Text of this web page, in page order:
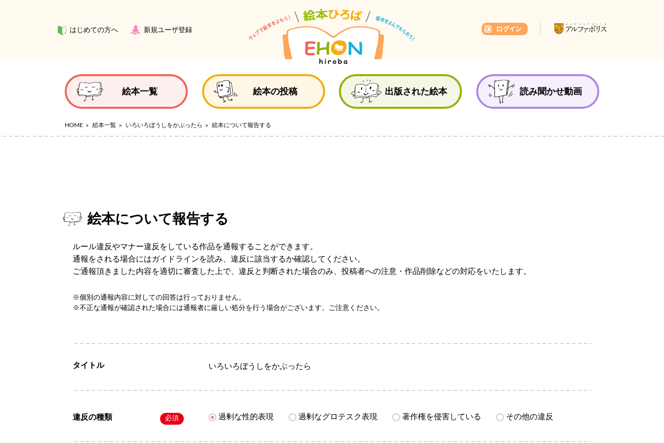
はじめての方へ 新規ユーザ登録
絵本一覧 絵本の投稿 出版された絵本 読み聞かせ動画
HOME 絵本一覧 いろいろぼうしをかぶったら 絵本について報告する
絵本について報告する
ルール違反やマナー違反をしている作品を通報することができます。
通報をされる場合にはガイドラインを読み、違反に該当するか確認してください。
ご通報頂きました内容を適切に審査した上で、違反と判断された場合のみ、投稿者への注意・作品削除などの対応をいたします。
※個別の通報内容に対しての回答は行っておりません。
※不正な通報が確認された場合には通報者に厳しい処分を行う場合がございます。ご注意ください。
タイトル いろいろぼうしをかぶったら
違反の種類 必須 過剰な性的表現 過剰なグロテスク表現 著作権を侵害している その他の違反